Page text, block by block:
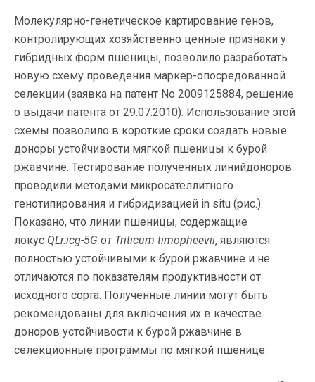
Молекулярно-генетическое картирование генов,
контролирующих хозяйственно ценные признаки у
гибридных форм пшеницы, позволило разработать
новую схему проведения маркер-опосредованной
селекции (заявка на патент No 2009125884, решение
о выдачи патента от 29.07.2010). Использование этой
схемы позволило в короткие сроки создать новые
доноры устойчивости мягкой пшеницы к бурой
ржавчине. Тестирование полученных линийдоноров
проводили методами микросателлитного
генотипирования и гибридизацией in situ (рис.).
Показано, что линии пшеницы, содержащие
локус QLr.icg-5G от Triticum timopheevii, являются
полностью устойчивыми к бурой ржавчине и не
отличаются по показателям продуктивности от
исходного сорта. Полученные линии могут быть
рекомендованы для включения их в качестве
доноров устойчивости к бурой ржавчине в
селекционные программы по мягкой пшенице.